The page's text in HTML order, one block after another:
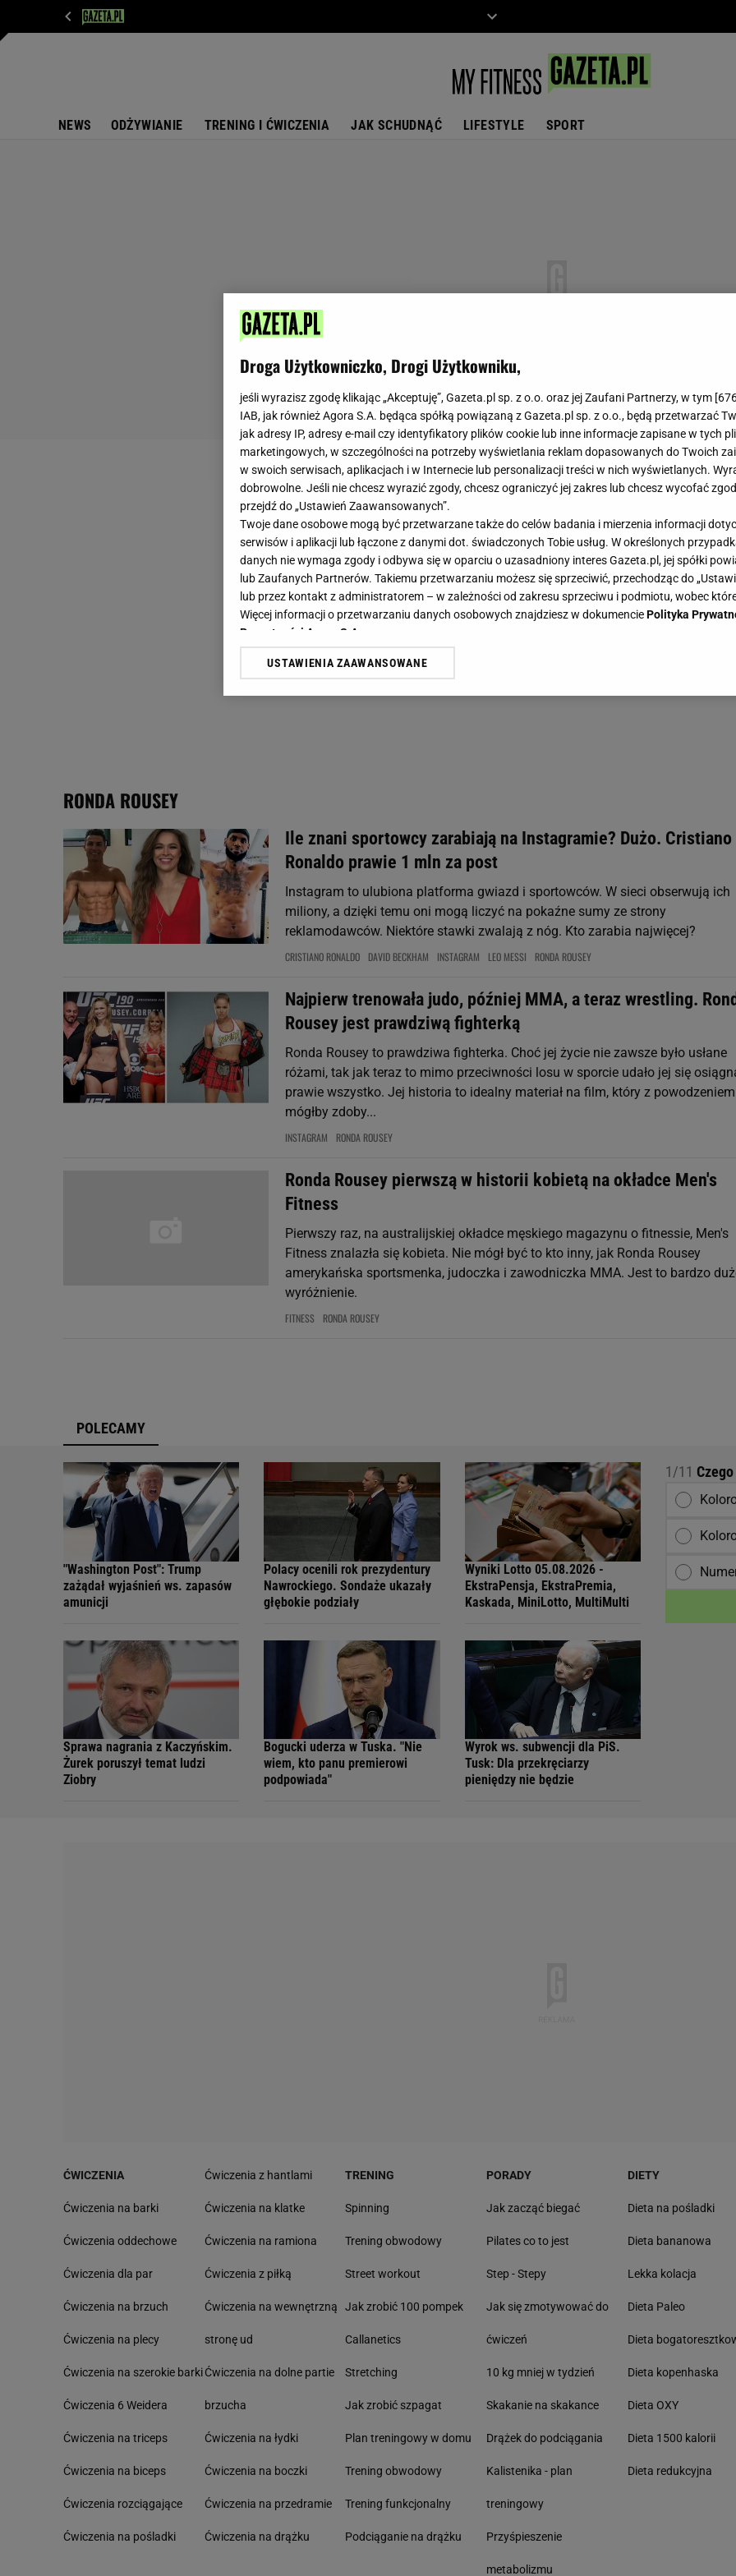
NEWS ODŻYWIANIE TRENING I ĆWICZENIA JAK SCHUDNĄĆ LIFESTYLE SPORT
RONDA ROUSEY
Ile znani sportowcy zarabiają na Instagramie? Dużo. Cristiano
Ronaldo prawie 1 mln za post
Instagram to ulubiona platforma gwiazd i sportowców. W sieci obserwują ich
miliony, a dzięki temu oni mogą liczyć na pokaźne sumy ze strony
reklamodawców. Niektóre stawki zwalają z nóg. Kto zarabia najwięcej?
CRISTIANO RONALDO DAVID BECKHAM INSTAGRAM LEO MESSI RONDA ROUSEY
Najpierw trenowała judo, później MMA, a teraz wrestling.
Rousey jest prawdziwą fighterką
Ronda Rousey to prawdziwa fighterka. Choć jej życie nie zawsze było usłane
różami, tak jak teraz to mimo przeciwności losu w sporcie udało jej się
prawie wszystko. Jej historia to idealny materiał na film, który z powodzeniem
mógłby zdoby...
INSTAGRAM RONDA ROUSEY
Ronda Rousey pierwszą w historii kobietą na okładce Men's
Fitness
Pierwszy raz, na australijskiej okładce męskiego magazynu o fitnessie, Men's
Fitness znalazła się kobieta. Nie mógł być to kto inny, jak Ronda Rousey
amerykańska sportsmenka, judoczka i zawodniczka MMA. Jest to bardzo
wyróżnienie.
FITNESS RONDA ROUSEY
POLECAMY
"Washington Post": Trump
zażądał wyjaśnień ws. zapasów
amunicji
Polacy ocenili rok prezydentury
Nawrockiego. Sondaże ukazały
głębokie podziały
Wyniki Lotto 05.08.2026 -
EkstraPensja, EkstraPremia,
Kaskada, MiniLotto, MultiMulti
Sprawa nagrania z Kaczyńskim.
Żurek poruszył temat ludzi
Ziobry
Bogucki uderza w Tuska. "Nie
wiem, kto panu premierowi
podpowiada"
Wyrok ws. subwencji dla PiS.
Tusk: Dla przekręciarzy
pieniędzy nie będzie
1/11
ĆWICZENIA
Ćwiczenia na barki
Ćwiczenia oddechowe
Ćwiczenia dla par
Ćwiczenia na brzuch
Ćwiczenia na plecy
Ćwiczenia na szerokie barki
Ćwiczenia 6 Weidera
Ćwiczenia na triceps
Ćwiczenia na biceps
Ćwiczenia rozciągające
Ćwiczenia na pośladki
Ćwiczenia z hantlami
Ćwiczenia na klatke
Ćwiczenia na ramiona
Ćwiczenia z piłką
Ćwiczenia na wewnętrzną
stronę ud
Ćwiczenia na dolne partie
brzucha
Ćwiczenia na łydki
Ćwiczenia na boczki
Ćwiczenia na przedramie
Ćwiczenia na drążku
TRENING
Spinning
Trening obwodowy
Street workout
Jak zrobić 100 pompek
Callanetics
Stretching
Jak zrobić szpagat
Plan treningowy w domu
Trening obwodowy
Trening funkcjonalny
Podciąganie na drążku
PORADY
Jak zacząć biegać
Pilates co to jest
Step - Stepy
Jak się zmotywować do
ćwiczeń
10 kg mniej w tydzień
Skakanie na skakance
Drążek do podciągania
Kalistenika - plan
treningowy
Przyśpieszenie
metabolizmu
DIETY
Dieta na pośladki
Dieta bananowa
Lekka kolacja
Dieta Paleo
Dieta
Dieta kopenhaska
Dieta OXY
Dieta 1500 kalorii
Dieta redukcyjna
Droga Użytkowniczko, Drogi Użytkowniku,
jeśli wyrazisz zgodę klikając „Akceptuję”, Gazeta.pl sp. z o.o. oraz jej Zaufani Partnerzy, w tym [
IAB, jak również Agora S.A. będąca spółką powiązaną z Gazeta.pl sp. z o.o., będą przetwarzać
jak adresy IP, adresy e-mail czy identyfikatory plików cookie lub inne informacje zapisane w tych
marketingowych, w szczególności na potrzeby wyświetlania reklam dopasowanych do Twoich
w swoich serwisach, aplikacjach i w Internecie lub personalizacji treści w nich wyświetlanych.
dobrowolne. Jeśli nie chcesz wyrazić zgody, chcesz ograniczyć jej zakres lub chcesz wycofać
przejdź do „Ustawień Zaawansowanych”.
Twoje dane osobowe mogą być przetwarzane także do celów badania i mierzenia informacji
serwisów i aplikacji lub łączone z danymi dot. świadczonych Tobie usług. W określonych
danych nie wymaga zgody i odbywa się w oparciu o uzasadniony interes Gazeta.pl, jej spółki
lub Zaufanych Partnerów. Takiemu przetwarzaniu możesz się sprzeciwić, przechodząc do
lub przez kontakt z administratorem – w zależności od zakresu sprzeciwu i podmiotu, wobec
Więcej informacji o przetwarzaniu danych osobowych znajdziesz w dokumenciePolityka
Prywatności Agora S.A.
Klikając „Akceptuję” wyrażasz też zgodę na zainstalowanie i przechowywanie plików cookie
badnie odbiorców i ulepszanie usług.
Lista Zaufanych Partnerów
USTAWIENIA ZAAWANSOWANE